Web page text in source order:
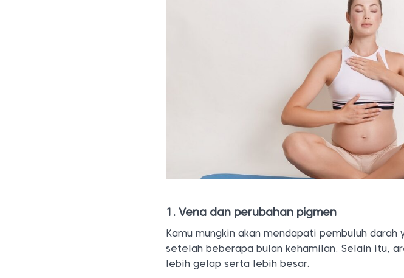
1. Vena dan perubahan pigmen
Kamu mungkin akan mendapati pembuluh
setelah beberapa bulan kehamilan. Selain itu,
lebih gelap serta lebih besar.